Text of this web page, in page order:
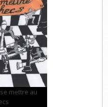
mettre au